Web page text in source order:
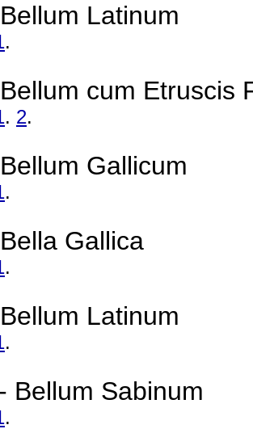
Latinum
.
cum Etruscis
. 2.
Gallicum
.
Gallica
.
Latinum
.
Bellum Sabinum
.